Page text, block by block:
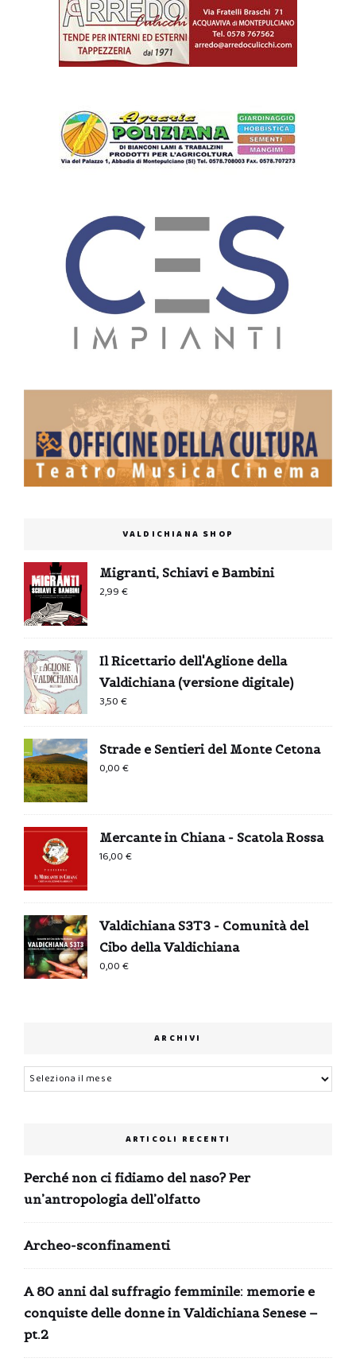
VALDICHIANA SHOP
Migranti, Schiavi e Bambini
2,99€
Il Ricettario dell'Aglione della
Valdichiana (versione digitale)
3,50€
Strade e Sentieri del Monte Cetona
0,00€
Mercante in Chiana - Scatola Rossa
16,00€
Valdichiana S3T3 - Comunità del
Cibo della Valdichiana
0,00€
ARCHIVI
Archivi
ARTICOLI RECENTI
Perché non ci fidiamo del naso? Per
un’antropologia dell’olfatto
Archeo-sconfinamenti
A 80 anni dal suffragio femminile: memorie e
conquiste delle donne in Valdichiana Senese –
pt.2